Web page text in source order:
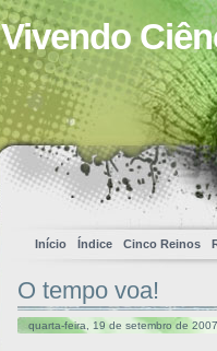
Vivendo
Início Índice Cinco Reinos
O tempo voa!
quarta-feira, 19 de setembro de